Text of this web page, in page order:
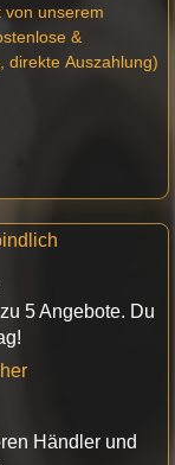
von unserem
&
direkte Auszahlung)
5 Angebote. Du
Händler und